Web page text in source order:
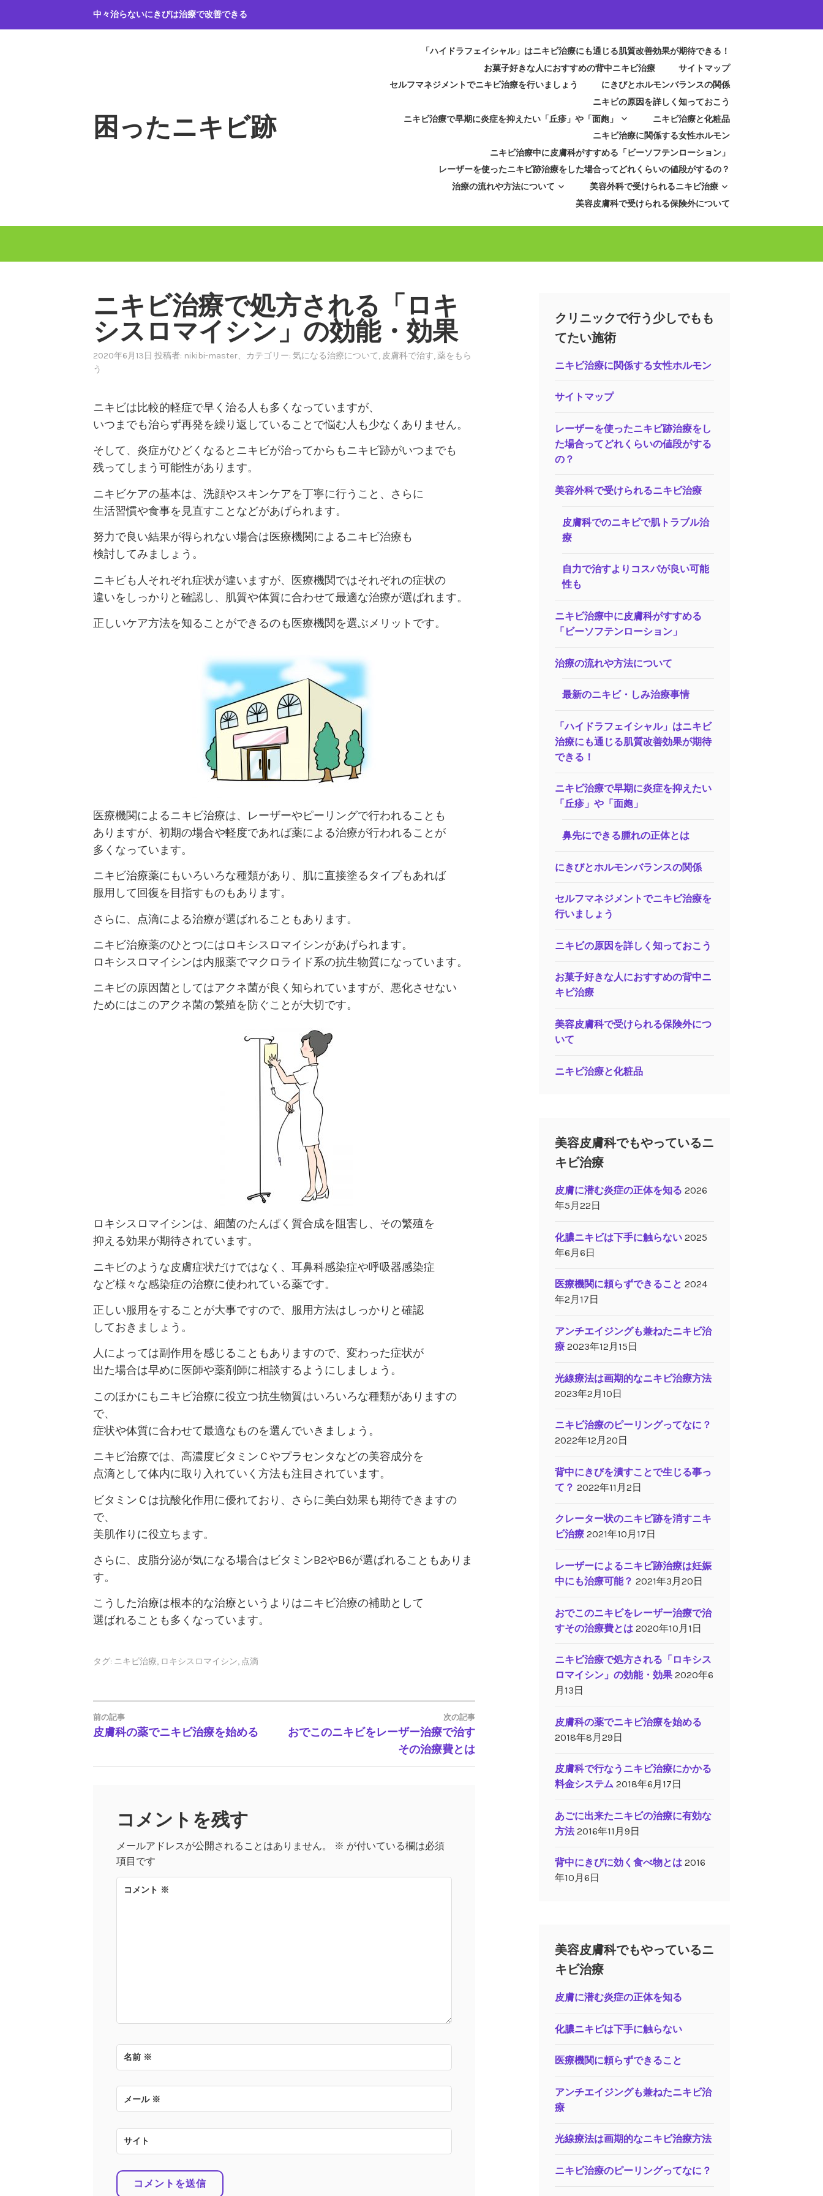
中々治らないにきびは治療で改善できる
困ったニキビ跡
「ハイドラフェイシャル」はニキビ治療にも通じる肌質改善効果が期待できる！
お菓子好きな人におすすめの背中ニキビ治療
サイトマップ
セルフマネジメントでニキビ治療を行いましょう
にきびとホルモンバランスの関係
ニキビの原因を詳しく知っておこう
ニキビ治療で早期に炎症を抑えたい「丘疹」や「面皰」
ニキビ治療と化粧品
ニキビ治療に関係する女性ホルモン
ニキビ治療中に皮膚科がすすめる「ビーソフテンローション」
レーザーを使ったニキビ跡治療をした場合ってどれくらいの値段がするの？
治療の流れや方法について
美容外科で受けられるニキビ治療
美容皮膚科で受けられる保険外について
ニキビ治療で処方される「ロキ
シスロマイシン」の効能・効果
2020年6月13日 投稿者: nikibi-master、カテゴリー: 気になる治療について, 皮膚科で治す,薬をもら
う
ニキビは比較的軽症で早く治る人も多くなっていますが、
いつまでも治らず再発を繰り返していることで悩む人も少なくありません。
そして、炎症がひどくなるとニキビが治ってからもニキビ跡がいつまでも
残ってしまう可能性があります。
ニキビケアの基本は、洗顔やスキンケアを丁寧に行うこと、さらに
生活習慣や食事を見直すことなどがあげられます。
努力で良い結果が得られない場合は医療機関によるニキビ治療も
検討してみましょう。
ニキビも人それぞれ症状が違いますが、医療機関ではそれぞれの症状の
違いをしっかりと確認し、肌質や体質に合わせて最適な治療が選ばれます。
正しいケア方法を知ることができるのも医療機関を選ぶメリットです。
医療機関によるニキビ治療は、レーザーやピーリングで行われることも
ありますが、初期の場合や軽度であれば薬による治療が行われることが
多くなっています。
ニキビ治療薬にもいろいろな種類があり、肌に直接塗るタイプもあれば
服用して回復を目指すものもあります。
さらに、点滴による治療が選ばれることもあります。
ニキビ治療薬のひとつにはロキシスロマイシンがあげられます。
ロキシスロマイシンは内服薬でマクロライド系の抗生物質になっています。
ニキビの原因菌としてはアクネ菌が良く知られていますが、悪化させない
ためにはこのアクネ菌の繁殖を防ぐことが大切です。
ロキシスロマイシンは、細菌のたんぱく質合成を阻害し、その繁殖を
抑える効果が期待されています。
ニキビのような皮膚症状だけではなく、耳鼻科感染症や呼吸器感染症
など様々な感染症の治療に使われている薬です。
正しい服用をすることが大事ですので、服用方法はしっかりと確認
しておきましょう。
人によっては副作用を感じることもありますので、変わった症状が
出た場合は早めに医師や薬剤師に相談するようにしましょう。
このほかにもニキビ治療に役立つ抗生物質はいろいろな種類がありますの
で、
症状や体質に合わせて最適なものを選んでいきましょう。
ニキビ治療では、高濃度ビタミンＣやプラセンタなどの美容成分を
点滴として体内に取り入れていく方法も注目されています。
ビタミンＣは抗酸化作用に優れており、さらに美白効果も期待できますの
で、
美肌作りに役立ちます。
さらに、皮脂分泌が気になる場合はビタミンB2やB6が選ばれることもありま
す。
こうした治療は根本的な治療というよりはニキビ治療の補助として
選ばれることも多くなっています。
タグ: ニキビ治療, ロキシスロマイシン, 点滴
投
前の記事
皮膚科の薬でニキビ治療を始める
次の記事
おでこのニキビをレーザー治療で治す
その治療費とは
コメントを残す
メールアドレスが公開されることはありません。 ※ が付いている欄は必須
項目です
コメント ※
名前 ※
メール ※
サイト
クリニックで行う少しでもも
てたい施術
ニキビ治療に関係する女性ホルモン
サイトマップ
レーザーを使ったニキビ跡治療をし
た場合ってどれくらいの値段がする
の？
美容外科で受けられるニキビ治療
皮膚科でのニキビで肌トラブル治
療
自力で治すよりコスパが良い可能
性も
ニキビ治療中に皮膚科がすすめる
「ビーソフテンローション」
治療の流れや方法について
最新のニキビ・しみ治療事情
「ハイドラフェイシャル」はニキビ
治療にも通じる肌質改善効果が期待
できる！
ニキビ治療で早期に炎症を抑えたい
「丘疹」や「面皰」
鼻先にできる腫れの正体とは
にきびとホルモンバランスの関係
セルフマネジメントでニキビ治療を
行いましょう
ニキビの原因を詳しく知っておこう
お菓子好きな人におすすめの背中ニ
キビ治療
美容皮膚科で受けられる保険外につ
いて
ニキビ治療と化粧品
美容皮膚科でもやっているニ
キビ治療
皮膚に潜む炎症の正体を知る 2026
年5月22日
化膿ニキビは下手に触らない 2025
年6月6日
医療機関に頼らずできること 2024
年2月17日
アンチエイジングも兼ねたニキビ治
療 2023年12月15日
光線療法は画期的なニキビ治療方法
2023年2月10日
ニキビ治療のピーリングってなに？
2022年12月20日
背中にきびを潰すことで生じる事っ
て？ 2022年11月2日
クレーター状のニキビ跡を消すニキ
ビ治療 2021年10月17日
レーザーによるニキビ跡治療は妊娠
中にも治療可能？ 2021年3月20日
おでこのニキビをレーザー治療で治
すその治療費とは 2020年10月1日
ニキビ治療で処方される「ロキシス
ロマイシン」の効能・効果 2020年6
月13日
皮膚科の薬でニキビ治療を始める
2018年8月29日
皮膚科で行なうニキビ治療にかかる
料金システム 2018年6月17日
あごに出来たニキビの治療に有効な
方法 2016年11月9日
背中にきびに効く食べ物とは 2016
年10月6日
美容皮膚科でもやっているニ
キビ治療
皮膚に潜む炎症の正体を知る
化膿ニキビは下手に触らない
医療機関に頼らずできること
アンチエイジングも兼ねたニキビ治
療
光線療法は画期的なニキビ治療方法
ニキビ治療のピーリングってなに？